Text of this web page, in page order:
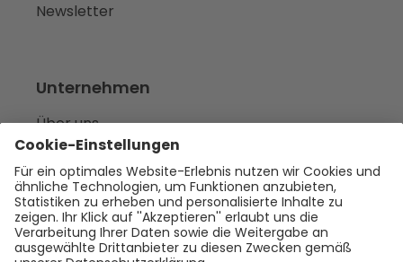
Newsletter
Unternehmen
Über uns
Karriere
we‘re hiring
Presse
Empfehlen